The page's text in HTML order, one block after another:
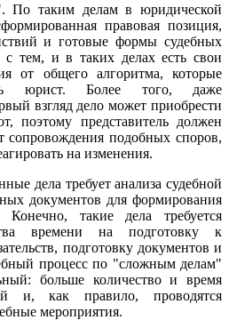
По таким делам в юридической
правовая позиция,
и готовые формы судебных
с тем, и в таких делах есть свои
от общего алгоритма, которые
юрист. Более того, даже
взгляд дело может приобрести
поэтому представитель должен
сопровождения подобных споров,
на изменения.
дела требует анализа судебной
документов для формирования
Конечно, такие дела требуется
времени на подготовку к
подготовку документов и
процесс по "сложным делам"
больше количество и время
и, как правило, проводятся
мероприятия.